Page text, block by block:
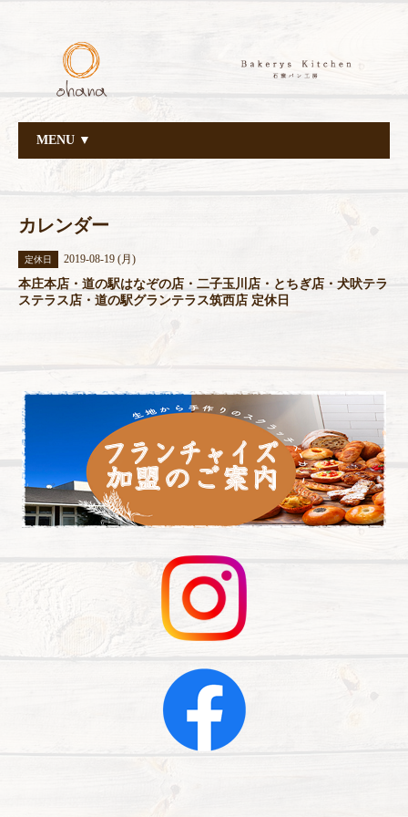
MENU ▼
カレンダー
定休日 2019-08-19 (月)
本庄本店・道の駅はなぞの店・二子玉川店・とちぎ店・犬吠テラ
ステラス店・道の駅グランテラス筑西店 定休日